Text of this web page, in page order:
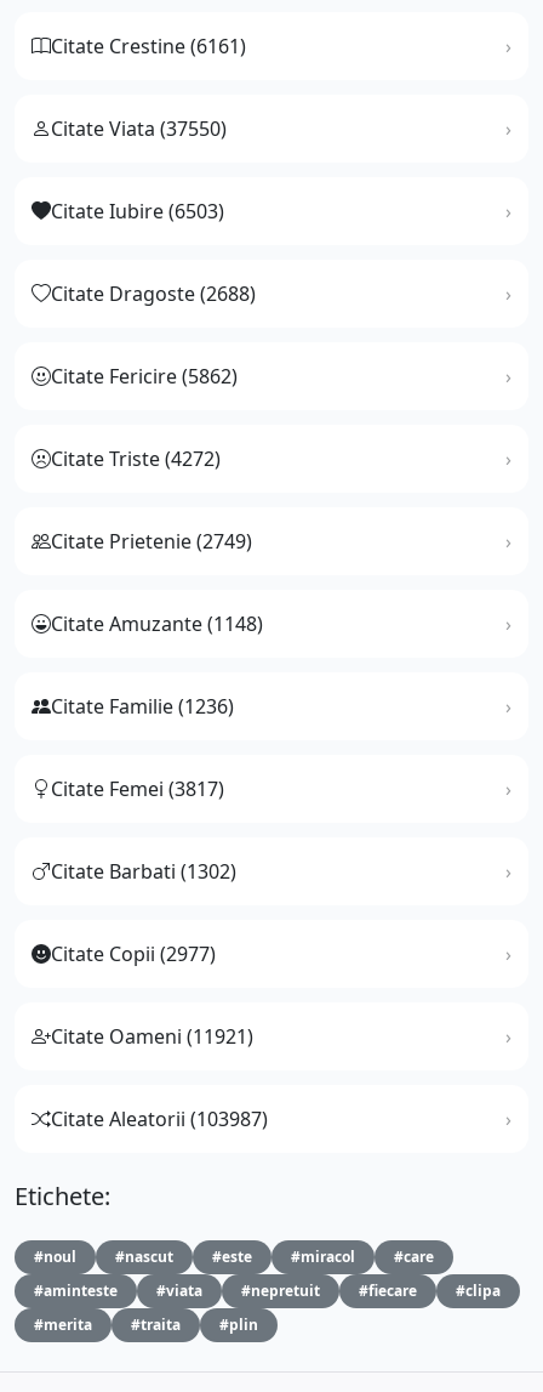
Citate Crestine (6161)
Citate Viata (37550)
Citate Iubire (6503)
Citate Dragoste (2688)
Citate Fericire (5862)
Citate Triste (4272)
Citate Prietenie (2749)
Citate Amuzante (1148)
Citate Familie (1236)
Citate Femei (3817)
Citate Barbati (1302)
Citate Copii (2977)
Citate Oameni (11921)
Citate Aleatorii (103987)
Etichete:
#noul #nascut #este #miracol
#care
#aminteste
#viata #nepretuit #fiecare
#clipa
#merita
#traita #plin